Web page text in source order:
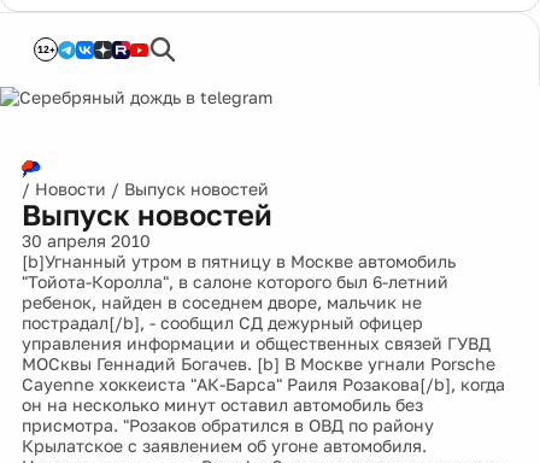
12+
/ Новости / Выпуск новостей
Выпуск новостей
30 апреля 2010
[b]Угнанный утром в пятницу в Москве автомобиль
"Тойота-Королла", в салоне которого был 6-летний
ребенок, найден в соседнем дворе, мальчик не
пострадал[/b], - сообщил СД дежурный офицер
управления информации и общественных связей ГУВД
МОСквы Геннадий Богачев. [b] В Москве угнали Porsche
Cayenne хоккеиста "АК-Барса" Раиля Розакова[/b], когда
он на несколько минут оставил автомобиль без
присмотра. "Розаков обратился в ОВД по району
Крылатское с заявлением об угоне автомобиля.